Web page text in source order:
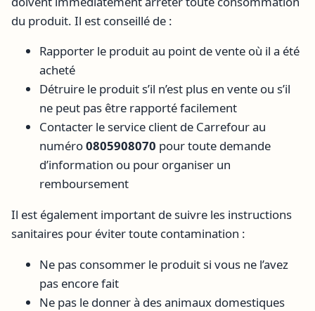
du produit. Il est conseillé de :
Rapporter le produit au point de vente où il a été
acheté
Détruire le produit s’il n’est plus en vente ou s’il
ne peut pas être rapporté facilement
Contacter le service client de Carrefour au
numéro0805908070 pour toute demande
d’information ou pour organiser un
remboursement
Il est également important de suivre les instructions
sanitaires pour éviter toute contamination :
Ne pas consommer le produit si vous ne l’avez
pas encore fait
Ne pas le donner à des animaux domestiques